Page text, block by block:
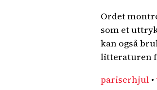
Ordet
som et
kan også
litteraturen
pariserhjul•